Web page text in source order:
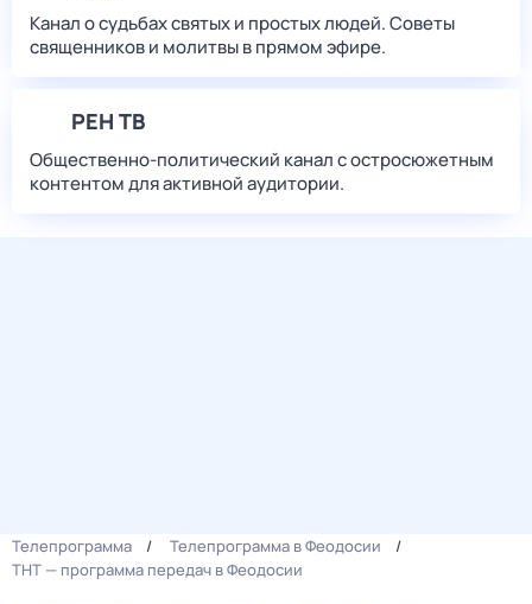
Канал о судьбах святых и простых людей. Советы
священников и молитвы в прямом эфире.
РЕН ТВ
Общественно-политический канал с остросюжетным
контентом для активной аудитории.
Телепрограмма
Телепрограмма в Феодосии
ТНТ — программа передач в Феодосии